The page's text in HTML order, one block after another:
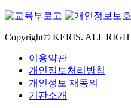
Copyright© KERIS. ALL
이용약관
개인정보처리방침
개인정보 재동의
기관소개